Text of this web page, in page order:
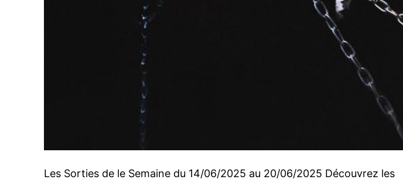
Les Sorties de le Semaine du 14/06/2025 au 20/06/2025 Découvrez les